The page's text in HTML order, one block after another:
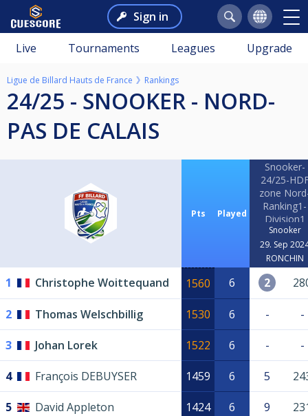
Sign in
Live Tournaments Leagues Upgrade
Ligue de Billard Hauts de France Rankings
24/25 - SNOOKER - NORD-
PAS DE CALAIS
Pts Played
Snooker-
24/25-
zone
Ranking1-
Division1
Snooker
29. Sep
RONCHIN
1 Christophe Woittequand 1560 6 2
2 Thomas Welschbillig 1530 6 - -
3 Johan Lorek 1522 6 - -
4 François DEBUYSER 1459 6 5
5 David Appleton 1424 6 9